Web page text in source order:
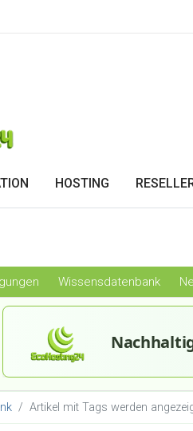
HOSTING
Wissensdatenbank
Artikel mit Tags werden